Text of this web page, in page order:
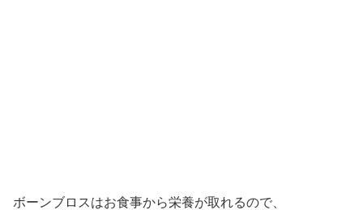
ボーンブロスはお食事から栄養が取れるので、